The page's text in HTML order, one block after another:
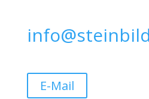
E-Mail